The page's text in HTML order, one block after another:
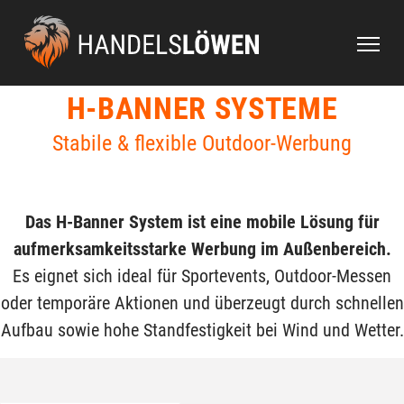
Startseite Produkte Werbetechnik H-Banner System
H-BANNER SYSTEME
Stabile & flexible Outdoor-Werbung
Das H-Banner System ist eine mobile Lösung für
aufmerksamkeitsstarke Werbung im Außenbereich.
Es eignet sich ideal für Sportevents, Outdoor-Messen
oder temporäre Aktionen und überzeugt durch schnellen
Aufbau sowie hohe Standfestigkeit bei Wind und Wetter.